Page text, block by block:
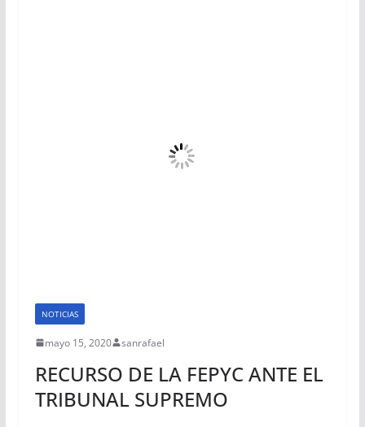
NOTICIAS
mayo 15, 2020 sanrafael
RECURSO DE LA FEPYC ANTE EL
TRIBUNAL SUPREMO